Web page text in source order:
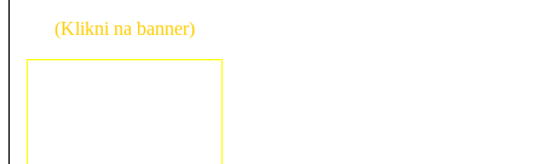
(Klikni na banner)